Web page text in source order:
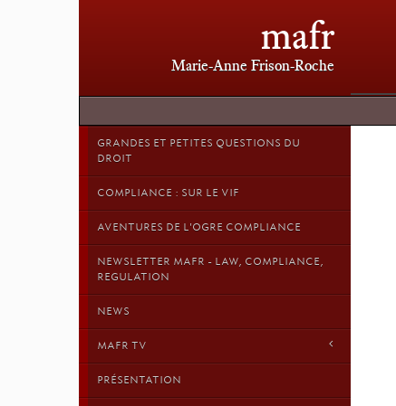
mafr
Marie-Anne Frison-Roche
GRANDES ET PETITES QUESTIONS DU
DROIT
COMPLIANCE : SUR LE VIF
AVENTURES DE L'OGRE COMPLIANCE
NEWSLETTER MAFR - LAW, COMPLIANCE,
REGULATION
NEWS
MAFR TV
PRÉSENTATION